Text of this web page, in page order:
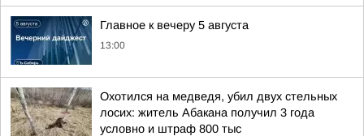
Главное к вечеру 5 августа
13:00
Охотился на медведя, убил двух стельных
лосих: житель Абакана получил 3 года
условно и штраф 800 тыс